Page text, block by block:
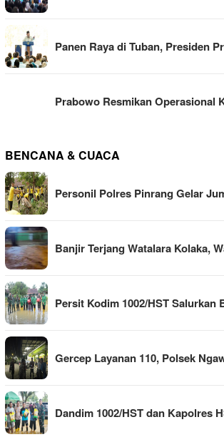
Panen Raya di Tuban, Presiden
Prabowo Resmikan Operasional
BENCANA & CUACA
Personil Polres Pinrang Gelar
Banjir Terjang Watalara Kolaka,
Persit Kodim 1002/HST Salurkan
Gercep Layanan 110, Polsek
Dandim 1002/HST dan Kapolres